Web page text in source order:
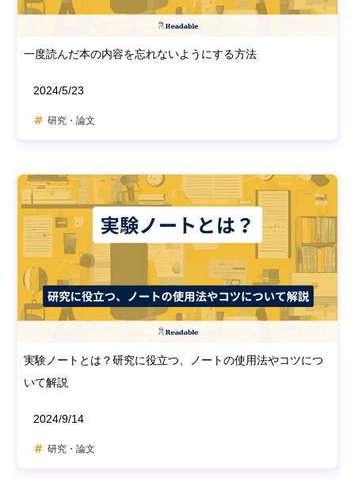
一度読んだ本の内容を忘れないようにする方法
2024/5/23
研究・論文
実験ノートとは？研究に役立つ、ノートの使用法やコツにつ
いて解説
2024/9/14
研究・論文